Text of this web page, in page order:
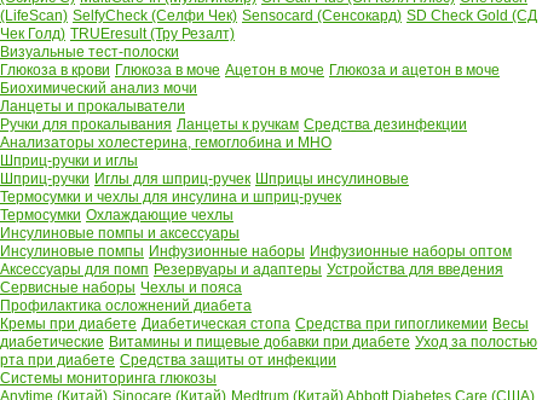
(LifeScan) SelfyCheck (Селфи Чек) Sensocard (Сенсокард) SD Check Gold (СД
Чек Голд) TRUEresult (Тру Резалт)
Визуальные тест-полоски
Глюкоза в крови Глюкоза в моче Ацетон в моче Глюкоза и ацетон в моче
Биохимический анализ мочи
Ланцеты и прокалыватели
Ручки для прокалывания Ланцеты к ручкам Средства дезинфекции
Анализаторы холестерина, гемоглобина и МНО
Шприц-ручки и иглы
Шприц-ручки Иглы для шприц-ручек Шприцы инсулиновые
Термосумки и чехлы для инсулина и шприц-ручек
Термосумки Охлаждающие чехлы
Инсулиновые помпы и аксессуары
Инсулиновые помпы Инфузионные наборы Инфузионные наборы оптом
Аксессуары для помп Резервуары и адаптеры Устройства для введения
Сервисные наборы Чехлы и пояса
Профилактика осложнений диабета
Кремы при диабете Диабетическая стопа Средства при гипогликемии Весы
диабетические Витамины и пищевые добавки при диабете Уход за полостью
рта при диабете Средства защиты от инфекции
Системы мониторинга глюкозы
Anytime (Китай) Sinocare (Китай) Medtrum (Китай)Abbott Diabetes Care (США)